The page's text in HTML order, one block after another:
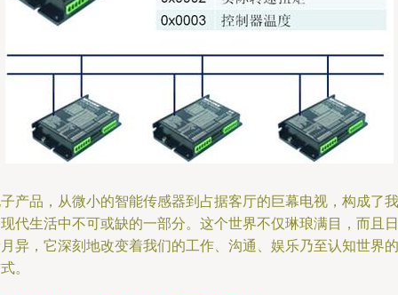
产品，从微小的智能传感器到占据客厅的巨幕电视，构成了我
代生活中不可或缺的一部分。这个世界不仅琳琅满目，而且日
异，它深刻地改变着我们的工作、沟通、娱乐乃至认知世界的
。